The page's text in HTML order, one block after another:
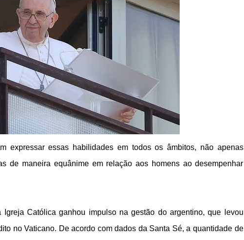
expressar essas habilidades em todos os âmbitos, não apenas
de maneira equânime em relação aos homens ao desempenhar
Católica ganhou impulso na gestão do argentino, que levou
no Vaticano. De acordo com dados da Santa Sé, a quantidade de